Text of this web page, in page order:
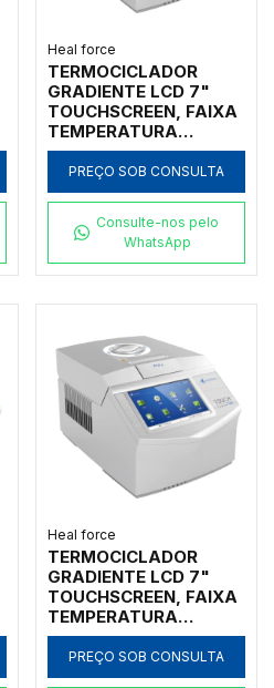
Heal force
TERMOCICLADOR
GRADIENTE LCD 7"
TOUCHSCREEN, FAIXA
TEMPERATURA
0°-99.9°C RAMPA
AQUECIMENTO: 5°C/S
E RESFRIAMENTO:
PARA 384 POÇOS
PREÇO SOB CONSULTA
Consulte-nos pelo
WhatsApp
Heal force
TERMOCICLADOR
GRADIENTE LCD 7"
TOUCHSCREEN, FAIXA
TEMPERATURA
0°-99.9°C RAMPA
AQUECIMENTO: 5°C/S
E RESFRIAMENTO:
PREÇO SOB CONSULTA